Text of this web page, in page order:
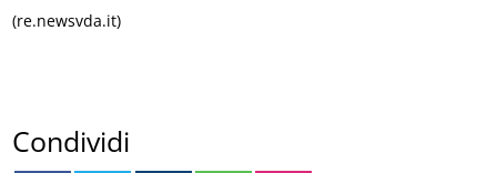
(re.newsvda.it)
Condividi